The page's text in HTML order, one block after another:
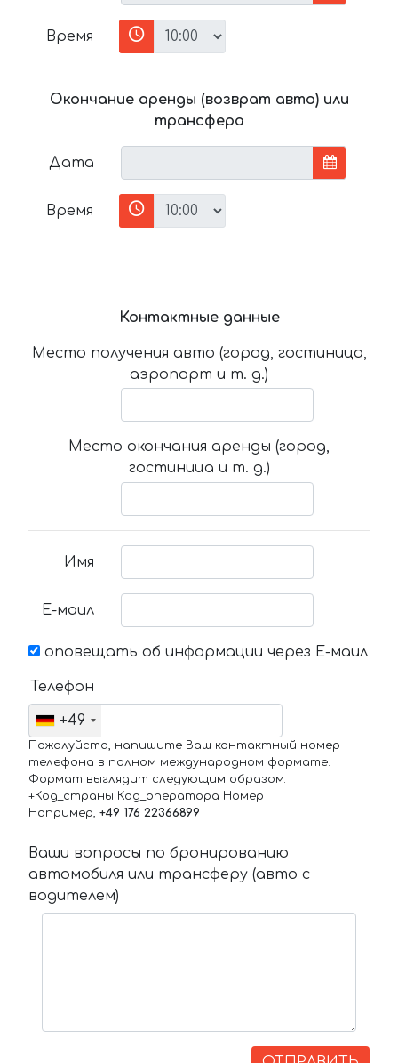
Время
Окончание аренды (возврат авто) или
трансфера
Дата
Время
Контактные данные
Место получения авто (город, гостиница,
аэропорт и т. д.)
Место окончания аренды (город,
гостиница и т. д.)
Имя
Е-маил
оповещать об информации через Е-маил
Телефон
+49
Пожалуйста, напишите Ваш контактный номер
телефона в полном международном формате.
Формат выглядит следующим образом:
+Код_страны Код_оператора Номер
Например, +49 176 22366899
Ваши вопросы по бронированию
автомобиля или трансферу (авто с
водителем)